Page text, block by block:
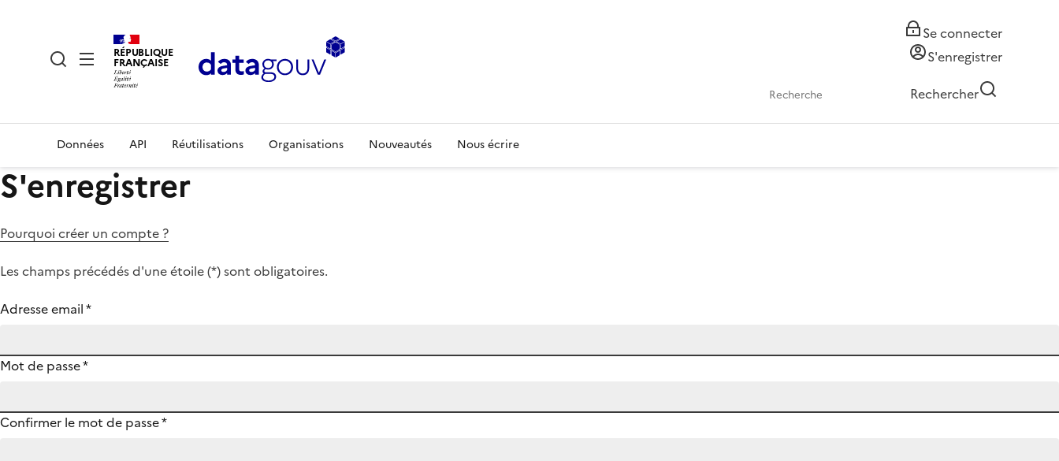
RÉPUBLIQUE
FRANÇAISE
Se connecter
S'enregistrer
Rechercher
Données API Réutilisations Organisations Nouveautés Nous écrire
S'enregistrer
Pourquoi créer un compte ?
Les champs précédés d'une étoile (*) sont obligatoires.
Adresse email*
Mot de passe*
Confirmer le mot de passe*